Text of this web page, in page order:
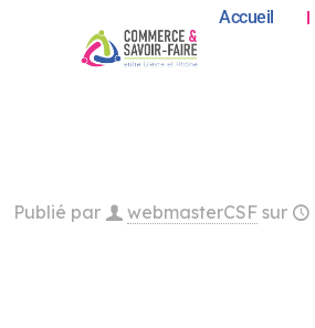
Accueil
Publié par webmasterCSF sur